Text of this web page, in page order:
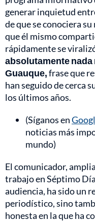
generar inquietud
de que se conociera
que él mismo
rápidamente se
absolutamente
Guauque,frase que
han seguido de cerca
los últimos años.
(Síganos en
noticias más
mundo)
El comunicador,
trabajo en Séptimo
audiencia, ha sido un
periodístico, sino
honesta en la que ha